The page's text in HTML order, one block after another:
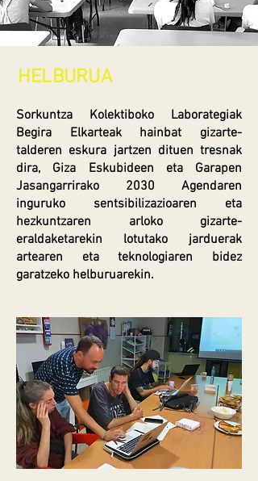
HELBURUA
Sorkuntza Kolektiboko Laborategiak
Begira Elkarteak hainbat gizarte-
talderen eskura jartzen dituen tresnak
dira, Giza Eskubideen eta Garapen
Jasangarrirako 2030 Agendaren
inguruko sentsibilizazioaren eta
hezkuntzaren arloko gizarte-
eraldaketarekin lotutako jarduerak
artearen eta teknologiaren bidez
garatzeko helburuarekin.